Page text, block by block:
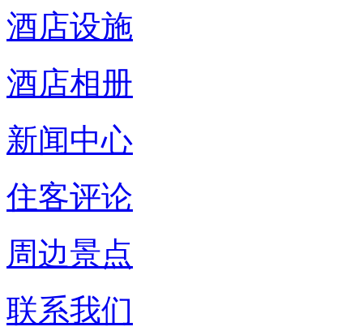
酒店设施
酒店相册
新闻中心
住客评论
周边景点
联系我们